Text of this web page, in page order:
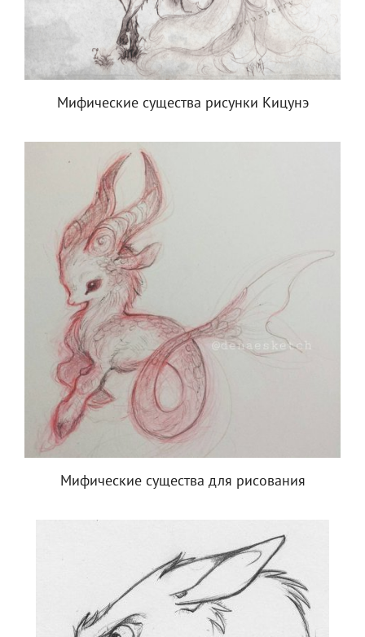
Мифические существа рисунки Кицунэ
Мифические существа для рисования